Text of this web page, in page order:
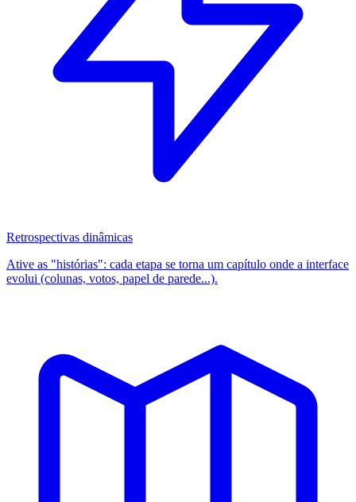
Retrospectivas dinâmicas
Ative as "histórias": cada etapa se torna um capítulo onde a interface
evolui (colunas, votos, papel de parede...).